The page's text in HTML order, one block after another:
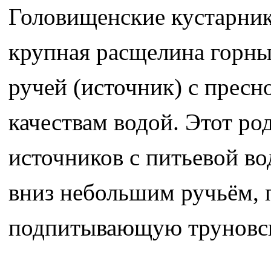
Головищенские
крупная расщелина
ручей (источник) с
качествам водой. Этот
источников с питьевой
вниз небольшим
подпитывающую